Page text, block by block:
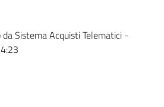
Sistema Acquisti Telematici -